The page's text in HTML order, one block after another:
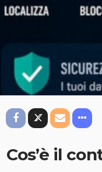
Cos’è il